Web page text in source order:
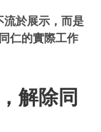
流於展示，而是
仁的實際工作
解除同